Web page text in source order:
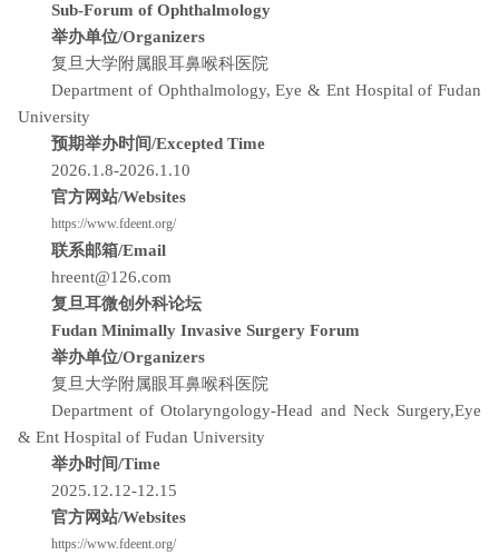
Sub-Forum of Ophthalmology
举办单位/Organizers
复旦大学附属眼耳鼻喉科医院
Department of Ophthalmology, Eye & Ent Hospital of Fudan
University
预期举办时间/Excepted Time
2026.1.8-2026.1.10
官方网站/Websites
https://www.fdeent.org/
联系邮箱/Email
hreent@126.com
复旦耳微创外科论坛
Fudan Minimally Invasive Surgery Forum
举办单位/Organizers
复旦大学附属眼耳鼻喉科医院
Department of Otolaryngology-Head and Neck Surgery,Eye
& Ent Hospital of Fudan University
举办时间/Time
2025.12.12-12.15
官方网站/Websites
https://www.fdeent.org/